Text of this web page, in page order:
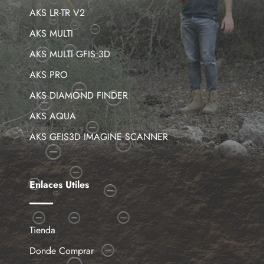
AKS LR-TR V2
AKS MULTI
AKS MULTI GFIS 3D
AKS PRO
AKS DIAMOND FINDER
AKS AQUA
AKS GFIS3D IMAGINE SCANNER
Enlaces Utiles
Tienda
Donde Comprar